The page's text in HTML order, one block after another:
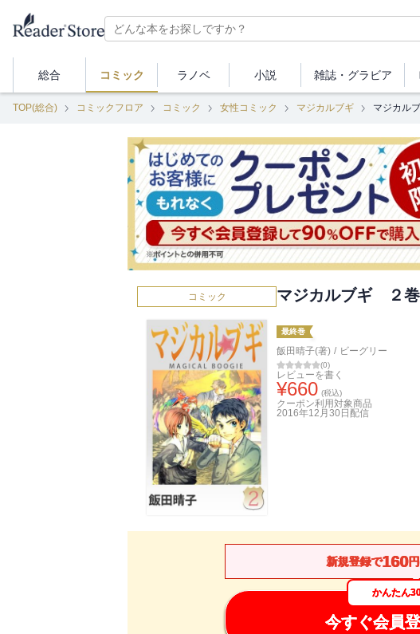
総合 コミック ラノベ 小説 雑誌・ グラビア
TOP(総合) コミックフロア コミック 女性コミック マジカルブギ マジカル
コミック マジカルブギ ２巻
最終巻
飯田晴子(著) / ビーグリー
(0)
レビューを書く
¥660 (税込)
クーポン利用対象商品
2016年12月30日 配信
新規登録で160
かんたん
今すぐ会員